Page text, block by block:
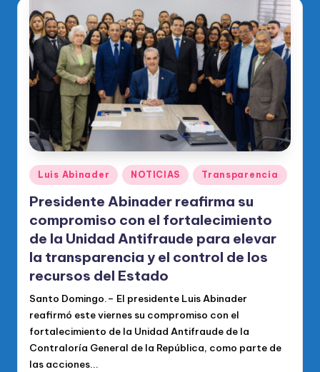
Publicado
en
Luis Abinader NOTICIAS Transparencia
Presidente Abinader reafirma su
compromiso con el fortalecimiento
de la Unidad Antifraude para elevar
la transparencia y el control de los
recursos del Estado
Santo Domingo.– El presidente Luis Abinader
reafirmó este viernes su compromiso con el
fortalecimiento de la Unidad Antifraude de la
Contraloría General de la República, como parte de
las acciones...